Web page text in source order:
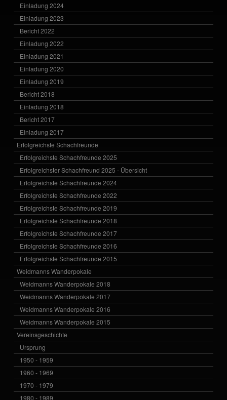
Einladung 2024
Einladung 2023
Bericht 2022
Einladung 2022
Einladung 2021
Einladung 2020
Einladung 2019
Bericht 2018
Einladung 2018
Bericht 2017
Einladung 2017
Erfolgreichste Schachfreunde
Erfolgreichste Schachfreunde 2025
Erfolgreichster Schachfreund 2025 - Übersicht
Erfolgreichste Schachfreunde 2024
Erfolgreichste Schachfreunde 2022
Erfolgreichste Schachfreunde 2019
Erfolgreichste Schachfreunde 2018
Erfolgreichste Schachfreunde 2017
Erfolgreichste Schachfreunde 2016
Erfolgreichste Schachfreunde 2015
Weidmanns Wanderpokale
Weidmanns Wanderpokale 2018
Weidmanns Wanderpokale 2017
Weidmanns Wanderpokale 2016
Weidmanns Wanderpokale 2015
Vereinsgeschichte
Ursprung
1950 - 1959
1960 - 1969
1970 - 1979
1980 - 1989